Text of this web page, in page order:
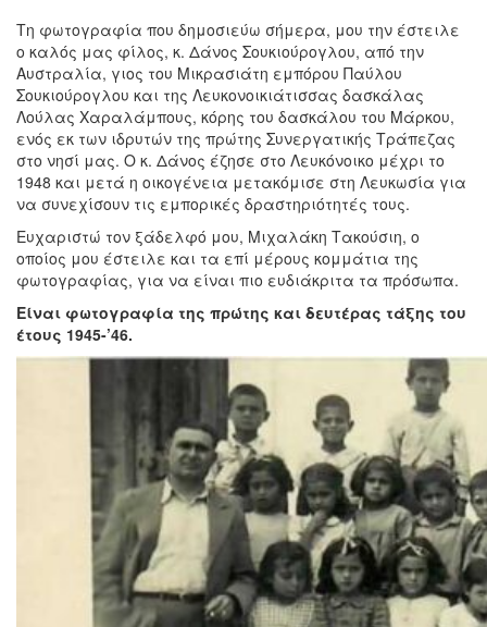
Τη φωτογραφία που δημοσιεύω σήμερα, μου την έστειλε
ο καλός μας φίλος, κ. Δάνος Σουκιούρογλου, από την
Αυστραλία, γιος του Μικρασιάτη εμπόρου Παύλου
Σουκιούρογλου και της Λευκονοικιάτισσας δασκάλας
Λούλας Χαραλάμπους, κόρης του δασκάλου του Μάρκου,
ενός εκ των ιδρυτών της πρώτης Συνεργατικής Τράπεζας
στο νησί μας. Ο κ. Δάνος έζησε στο Λευκόνοικο μέχρι το
1948 και μετά η οικογένεια μετακόμισε στη Λευκωσία για
να συνεχίσουν τις εμπορικές δραστηριότητές τους.
Ευχαριστώ τον ξάδελφό μου, Μιχαλάκη Τακούσιη, ο
οποίος μου έστειλε και τα επί μέρους κομμάτια της
φωτογραφίας, για να είναι πιο ευδιάκριτα τα πρόσωπα.
Είναι φωτογραφία της πρώτης και δευτέρας τάξης του
έτους 1945-’46.